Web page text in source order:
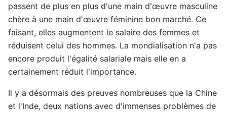
passent de plus en plus d'une main d'œuvre masculine
chère à une main d'œuvre féminine bon marché. Ce
faisant, elles augmentent le salaire des femmes et
réduisent celui des hommes. La mondialisation n'a pas
encore produit l'égalité salariale mais elle en a
certainement réduit l'importance.
Il y a désormais des preuves nombreuses que la Chine
et l'Inde, deux nations avec d'immenses problèmes de